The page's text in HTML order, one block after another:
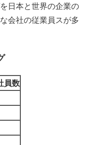
日本と世界の企業の
会社の従業員スが多
員数